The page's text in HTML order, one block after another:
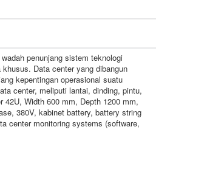
penunjang sistem teknologi
Data center yang dibangun
kepentingan operasional suatu
center, meliputi lantai, dinding, pintu,
Width 600 mm, Depth 1200 mm,
380V, kabinet battery, battery string
center monitoring systems (software,